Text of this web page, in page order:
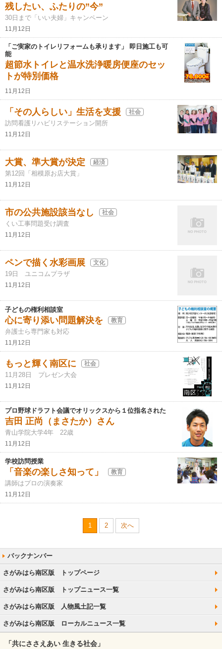
残したい、ふたりの”今”
30日まで「いい夫婦」キャンペーン
11月12日
「ご実家のトイレリフォームも承ります」 即日施工も可
能
超節水トイレと温水洗浄暖房便座のセッ
トが特別価格
11月12日
「その人らしい」生活を支援 社会
訪問看護リハビリステーション開所
11月12日
大賞、準大賞が決定 経済
第12回「相模原お店大賞」
11月12日
市の公共施設該当なし 社会
くい工事問題受け調査
11月12日
ペンで描く水彩画展 文化
19日 ユニコムプラザ
11月12日
子どもの権利相談室
心に寄り添い問題解決を 教育
弁護士ら専門家も対応
11月12日
もっと輝く南区に 社会
11月28日 プレゼン大会
11月12日
プロ野球ドラフト会議でオリックスから１位指名された
吉田 正尚（まさたか）さん
青山学院大学4年 22歳
11月12日
学校訪問授業
「音楽の楽しさ知って」 教育
講師はプロの演奏家
11月12日
1 2 次へ
さがみはら南区版 トップページ
さがみはら南区版 トップニュース一覧
さがみはら南区版 人物風土記一覧
さがみはら南区版 ローカルニュース一覧
「共にささえあい 生きる社会」